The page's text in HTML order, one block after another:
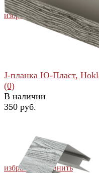
избранное сравнить
избранное сравнить
J-планка Ю-Пласт,
(0)
В наличии
350 руб.